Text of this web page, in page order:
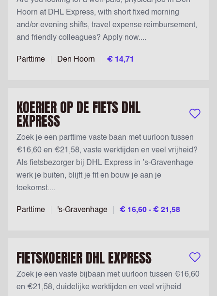
Parttime Den Hoorn € 14,71
Hoorn at DHL Express, with short fixed morning
and/or evening shifts, travel expense reimbursement,
and friendly colleagues? Apply now....
KOERIER OP DE FIETS DHL
EXPRESS Bewaar
Parttime 's-Gravenhage € 16,60 - € 21,58
Zoek je een parttime vaste baan met uurloon tussen
€16,60 en €21,58, vaste werktijden en veel vrijheid?
Als fietsbezorger bij DHL Express in ’s-Gravenhage
werk je buiten, blijft je fit en bouw je aan je
toekomst....
FIETSKOERIER DHL EXPRESS Bewaar
Zoek je een vaste bijbaan met uurloon tussen €16,60
en €21,58, duidelijke werktijden en veel vrijheid